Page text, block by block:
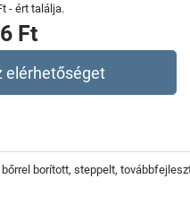
- ért találja.
Ft
elérhetőséget
borított, steppelt,